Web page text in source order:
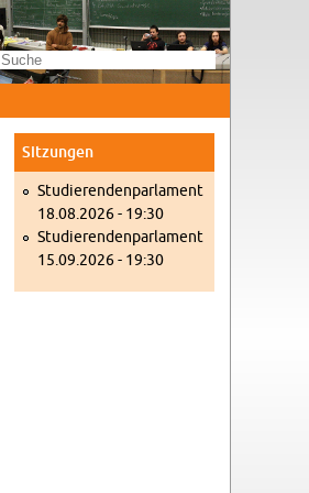
Sit­zun­gen
Stu­die­ren­den­par­la­ment
18.08.2026 - 19:30
Stu­die­ren­den­par­la­ment
15.09.2026 - 19:30